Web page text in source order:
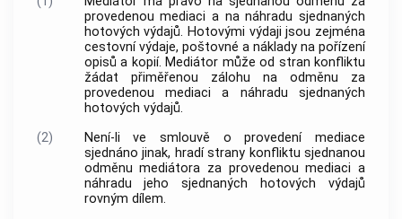
provedenoumediaci a na náhradu sjednaných
hotových výdajů. Hotovými výdaji jsou zejména
cestovní výdaje, poštovné a náklady na pořízení
opisů a kopií. Mediátor může od stran konfliktu
žádat přiměřenou zálohu na odměnu za
provedenou mediaci a náhradu sjednaných
hotových výdajů.
(2)
Není-li ve smlouvě o provedení mediace
sjednáno jinak, hradí strany konfliktu sjednanou
odměnu mediátora za provedenoumediaci a
náhradu jeho sjednaných hotových výdajů
rovným dílem.